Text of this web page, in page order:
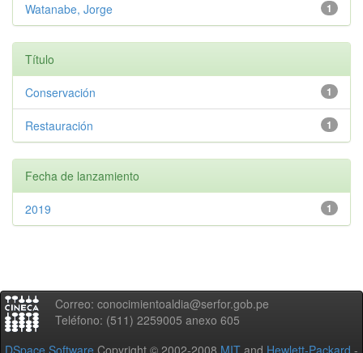
1
Watanabe, Jorge
Título
1
Conservación
1
Restauración
Fecha de lanzamiento
1
2019
Correo: conocimientoaldia@serfor.gob.pe
Teléfono: (511) 2259005 anexo 605
DSpace Software Copyright © 2002-2008 MIT and Hewlett-Packard -